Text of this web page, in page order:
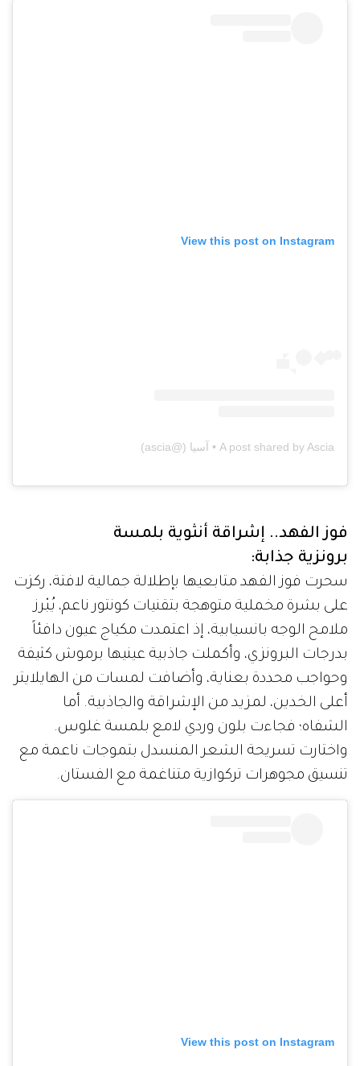
View this post on Instagram
A post shared by Ascia • آسيا (@ascia)
فوز الفهد.. إشراقة أنثوية بلمسة
برونزية جذابة:
سحرت فوز الفهد متابعيها بإطلالة جمالية لافتة، ركزت
على بشرة مخملية متوهجة بتقنيات كونتور ناعم، يُبْرز
ملامح الوجه بانسيابية، إذ اعتمدت مكياج عيون دافئاً
بدرجات البرونزي، وأكملت جاذبية عينيها برموش كثيفة
وحواجب محددة بعناية، وأضافت لمسات من الهايلايتر
أعلى الخدين، لمزيد من الإشراقة والجاذبية. أما
الشفاه؛ فجاءت بلون وردي لامع بلمسة غلوس.
واختارت تسريحة الشعر المنسدل بتموجات ناعمة مع
تنسيق مجوهرات تركوازية متناغمة مع الفستان.
View this post on Instagram